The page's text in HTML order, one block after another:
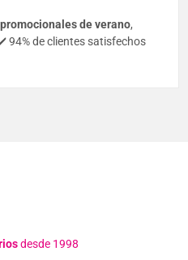
de verano,
94% de clientes satisfechos
desde 1998